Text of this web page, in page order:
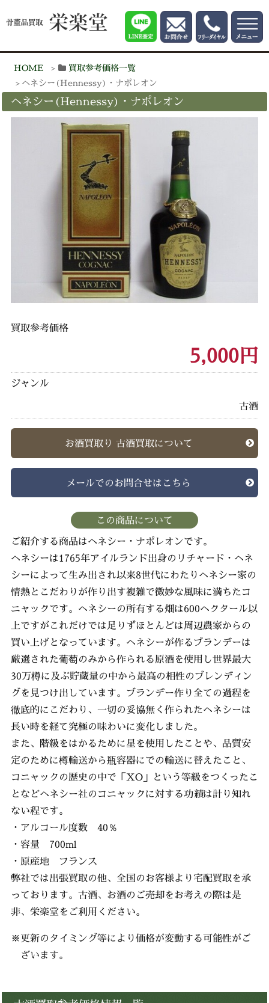
HOME
買取参考価格一覧
ヘネシー(Hennessy)・ナポレオン
ヘネシー(Hennessy)・ナポレオン
買取参考価格
5,000円
ジャンル
古酒
お酒買取り 古酒買取について
メールでのお問合せはこちら
この商品について
ご紹介する商品はヘネシー・ナポレオンです。
ヘネシーは1765年アイルランド出身のリチャード・ヘネ
シーによって生み出され以来8世代にわたりヘネシー家の
情熱とこだわりが作り出す複雑で微妙な風味に満ちたコ
ニャックです。ヘネシーの所有する畑は600ヘクタール以
上ですがこれだけでは足りずほとんどは周辺農家からの
買い上げとなっています。ヘネシーが作るブランデーは
厳選された葡萄のみから作られる原酒を使用し世界最大
30万樽に及ぶ貯蔵量の中から最高の相性のブレンディン
グを見つけ出しています。ブランデー作り全ての過程を
徹底的にこだわり、一切の妥協無く作られたヘネシーは
長い時を経て究極の味わいに変化しました。
また、階級をはかるために星を使用したことや、品質安
定のために樽輸送から瓶容器にでの輸送に替えたこと、
コニャックの歴史の中で「XO」という等級をつくったこ
となどヘネシー社のコニャックに対する功績は計り知れ
ない程です。
・アルコール度数 40％
・容量 700ml
・原産地 フランス
弊社では出張買取の他、全国のお客様より宅配買取を承
っております。古酒、お酒のご売却をお考えの際は是
非、栄楽堂をご利用ください。
※更新のタイミング等により価格が変動する可能性がご
ざいます。